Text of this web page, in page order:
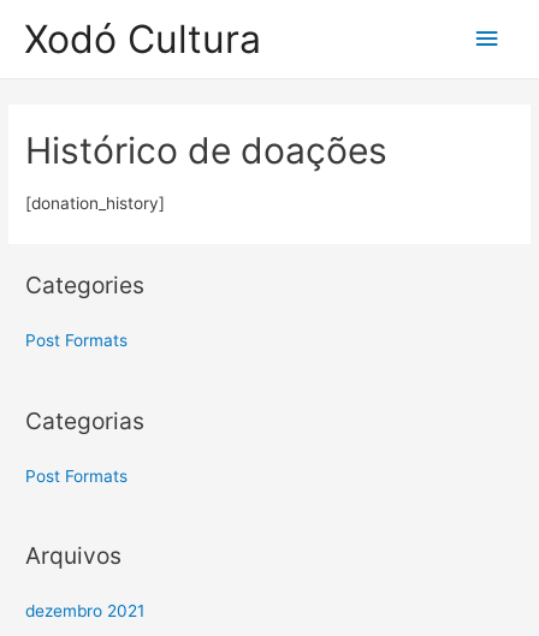
Xodó Cultura
Histórico de doações
[donation_history]
Categories
Post Formats
Categorias
Post Formats
Arquivos
dezembro 2021